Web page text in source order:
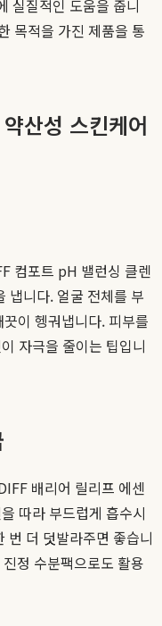
실질적인 도움을 줍니
목적을 가진 제품을 통
산성 스킨케어
컴포트 pH 밸런싱 클렌
냅니다. 얼굴 전체를 부
이 헹궈냅니다. 피부를
자극을 줄이는 팁입니
배리어 릴리프 에센
따라 부드럽게 흡수시
번 더 덧발라주면 좋습니
정 수분팩으로도 활용